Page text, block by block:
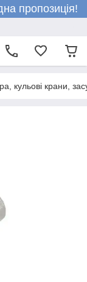
пропозиція!
кульові крани,